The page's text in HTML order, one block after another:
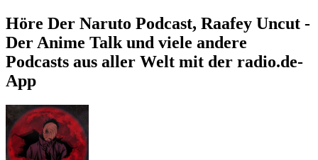
Höre Der Naruto Podcast, Raafey Uncut -
Der Anime Talk und viele andere
Podcasts aus aller Welt mit der radio.de-
App